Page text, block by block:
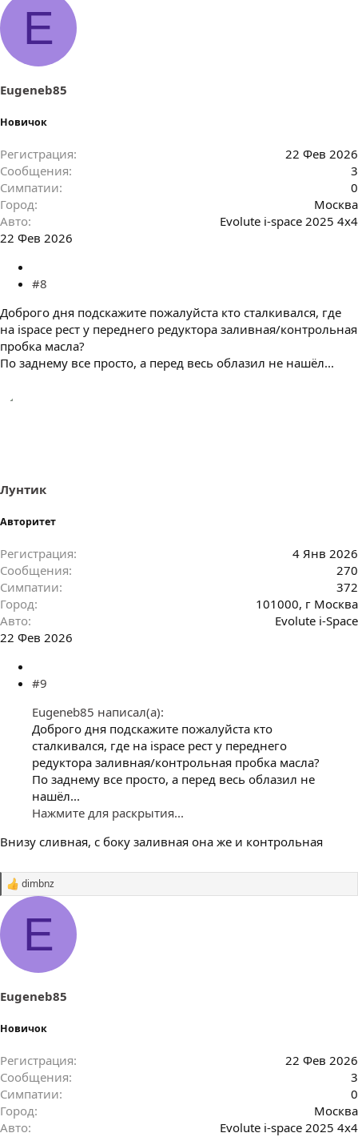
м
т
и
:
E
Eugeneb85
Новичок
Регистрация
22 Фев 2026
Сообщения
3
Симпатии
0
Город
Москва
Авто
Evolute i-space 2025 4x4
22 Фев 2026
#8
Доброго дня подскажите пожалуйста кто сталкивался, где
на ispace рест у переднего редуктора заливная/контрольная
пробка масла?
По заднему все просто, а перед весь облазил не нашёл...
Лунтик
Авторитет
Регистрация
4 Янв 2026
Сообщения
270
Симпатии
372
Город
101000, г Москва
Авто
Evolute i-Space
22 Фев 2026
#9
Eugeneb85 написал(а):
Доброго дня подскажите пожалуйста кто
сталкивался, где на ispace рест у переднего
редуктора заливная/контрольная пробка масла?
По заднему все просто, а перед весь облазил не
нашёл...
Нажмите для раскрытия...
Внизу сливная, с боку заливная она же и контрольная
С
м
т
и
:
dimbnz
E
Eugeneb85
Новичок
Регистрация
22 Фев 2026
Сообщения
3
Симпатии
0
Город
Москва
Авто
Evolute i-space 2025 4x4